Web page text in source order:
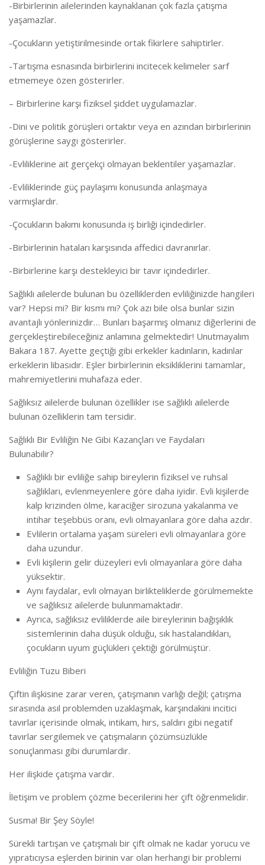
-Birbirlerinin ailelerinden kaynaklanan çok fazla çatışma
yaşamazlar.
-Çocukların yetiştirilmesinde ortak fikirlere sahiptirler.
-Tartışma esnasında birbirlerini incitecek kelimeler sarf
etmemeye özen gösterirler.
– Birbirlerine karşı fiziksel şiddet uygulamazlar.
-Dini ve politik görüşleri ortaktır veya en azından birbirlerinin
görüşlerine saygı gösterirler.
-Evliliklerine ait gerçekçi olmayan beklentiler yaşamazlar.
-Evliliklerinde güç paylaşımı konusunda anlaşmaya
varmışlardır.
-Çocukların bakımı konusunda iş birliği içindedirler.
-Birbirlerinin hataları karşısında affedici davranırlar.
-Birbirlerine karşı destekleyici bir tavır içindedirler.
Sağlıklı ailelerde bulunan bu özelliklerden evliliğinizde hangileri
var? Hepsi mi? Bir kısmı mı? Çok azı bile olsa bunlar sizin
avantajlı yönlerinizdir… Bunları başarmış olmanız diğerlerini de
gerçekleştirebileceğiniz anlamına gelmektedir! Unutmayalım
Bakara 187. Ayette geçtiği gibi erkekler kadınların, kadınlar
erkeklerin libasıdır. Eşler birbirlerinin eksikliklerini tamamlar,
mahremiyetlerini muhafaza eder.
Sağlıksız ailelerde bulunan özellikler ise sağlıklı ailelerde
bulunan özelliklerin tam tersidir.
Sağlıklı Bir Evliliğin Ne Gibi Kazançları ve Faydaları
Bulunabilir?
Sağlıklı bir evliliğe sahip bireylerin fiziksel ve ruhsal
sağlıkları, evlenmeyenlere göre daha iyidir. Evli kişilerde
kalp krizinden ölme, karaciğer sirozuna yakalanma ve
intihar teşebbüs oranı, evli olmayanlara göre daha azdır.
Evlilerin ortalama yaşam süreleri evli olmayanlara göre
daha uzundur.
Evli kişilerin gelir düzeyleri evli olmayanlara göre daha
yüksektir.
Aynı faydalar, evli olmayan birlikteliklerde görülmemekte
ve sağlıksız ailelerde bulunmamaktadır.
Ayrıca, sağlıksız evliliklerde aile bireylerinin bağışıklık
sistemlerinin daha düşük olduğu, sık hastalandıkları,
çocukların uyum güçlükleri çektiği görülmüştür.
Evliliğin Tuzu Biberi
Çiftin ilişkisine zarar veren, çatışmanın varlığı değil; çatışma
sırasında asıl problemden uzaklaşmak, karşındakini incitici
tavırlar içerisinde olmak, intikam, hırs, saldırı gibi negatif
tavırlar sergilemek ve çatışmaların çözümsüzlükle
sonuçlanması gibi durumlardır.
Her ilişkide çatışma vardır.
İletişim ve problem çözme becerilerini her çift öğrenmelidir.
Susma! Bir Şey Söyle!
Sürekli tartışan ve çatışmalı bir çift olmak ne kadar yorucu ve
yıpratıcıysa eşlerden birinin var olan herhangi bir problemi